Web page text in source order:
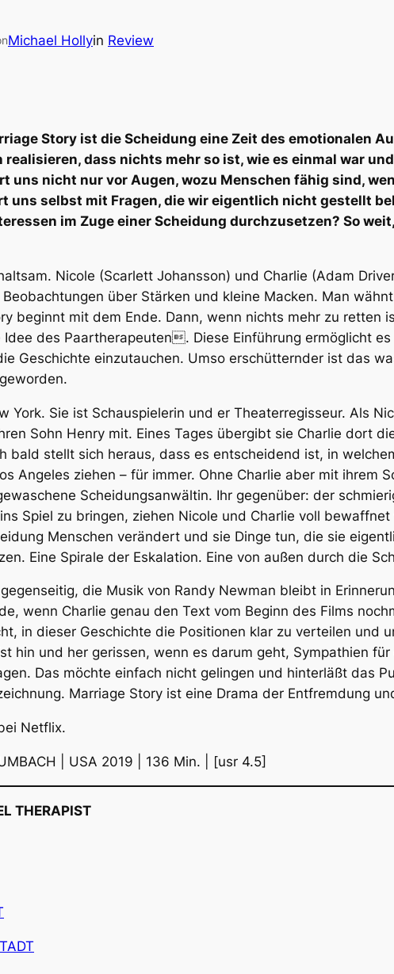
Michael Hollyin Review
Story ist die Scheidung eine Zeit des emotionalen
realisieren, dass nichts mehr so ist, wie es einmal war
uns nicht nur vor Augen, wozu Menschen fähig sind,
uns selbst mit Fragen, die wir eigentlich nicht gestellt
im Zuge einer Scheidung durchzusetzen? So
Nicole (Scarlett Johansson) und Charlie (Adam
über Stärken und kleine Macken. Man
beginnt mit dem Ende. Dann, wenn nichts mehr zu retten
des Paartherapeuten. Diese Einführung ermöglicht
Geschichte einzutauchen. Umso erschütternder ist das
York. Sie ist Schauspielerin und er Theaterregisseur. Als
Sohn Henry mit. Eines Tages übergibt sie Charlie dort
bald stellt sich heraus, dass es entscheidend ist, in
Angeles ziehen – für immer. Ohne Charlie aber mit ihrem
Scheidungsanwältin. Ihr gegenüber: der
Spiel zu bringen, ziehen Nicole und Charlie voll bewaffnet
Menschen verändert und sie Dinge tun, die sie
Eine Spirale der Eskalation. Eine von außen durch die
die Musik von Randy Newman bleibt in
wenn Charlie genau den Text vom Beginn des Films
in dieser Geschichte die Positionen klar zu verteilen und
hin und her gerissen, wenn es darum geht, Sympathien
Das möchte einfach nicht gelingen und hinterläßt das
Marriage Story ist eine Drama der Entfremdung
Netflix.
| USA 2019 | 136 Min. | [usr 4.5]
THERAPIST